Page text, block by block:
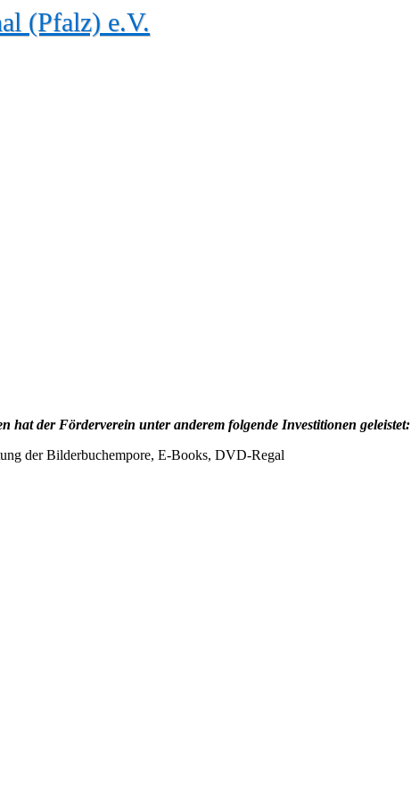
(Pfalz) e.V.
hat der Förderverein unter anderem folgende Investitionen geleistet:
der Bilderbuchempore, E-Books, DVD-Regal